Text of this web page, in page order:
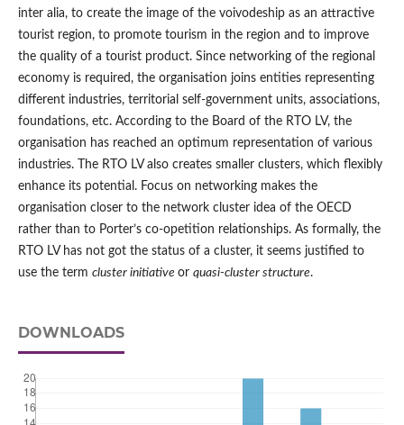
inter alia, to create the image of the voivodeship as an attractive
tourist region, to promote tourism in the region and to improve
the quality of a tourist product. Since networking of the regional
economy is required, the organisation joins entities representing
different industries, territorial self-government units, associations,
foundations, etc. According to the Board of the RTO LV, the
organisation has reached an optimum representation of various
industries. The RTO LV also creates smaller clusters, which flexibly
enhance its potential. Focus on networking makes the
organisation closer to the network cluster idea of the OECD
rather than to Porter’s co-opetition relationships. As formally, the
RTO LV has not got the status of a cluster, it seems justified to
use the term cluster initiative or quasi-cluster structure.
DOWNLOADS